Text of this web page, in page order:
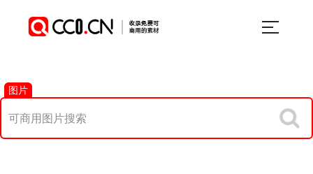
图片